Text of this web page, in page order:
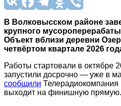
В Волковысском районе
крупного
Объект вблизи деревни
четвёртом квартале 2026
Работы стартовали в октябре
запустили досрочно — уже в
сообщили Телерадиокомпания
выходит на финишную прямую.